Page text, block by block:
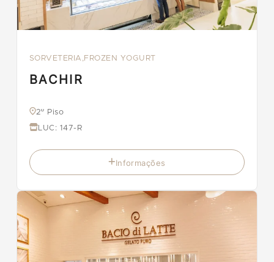
SORVETERIA,FROZEN YOGURT
BACHIR
2º Piso
LUC: 147-R
Informações